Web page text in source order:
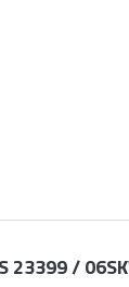
23399 /